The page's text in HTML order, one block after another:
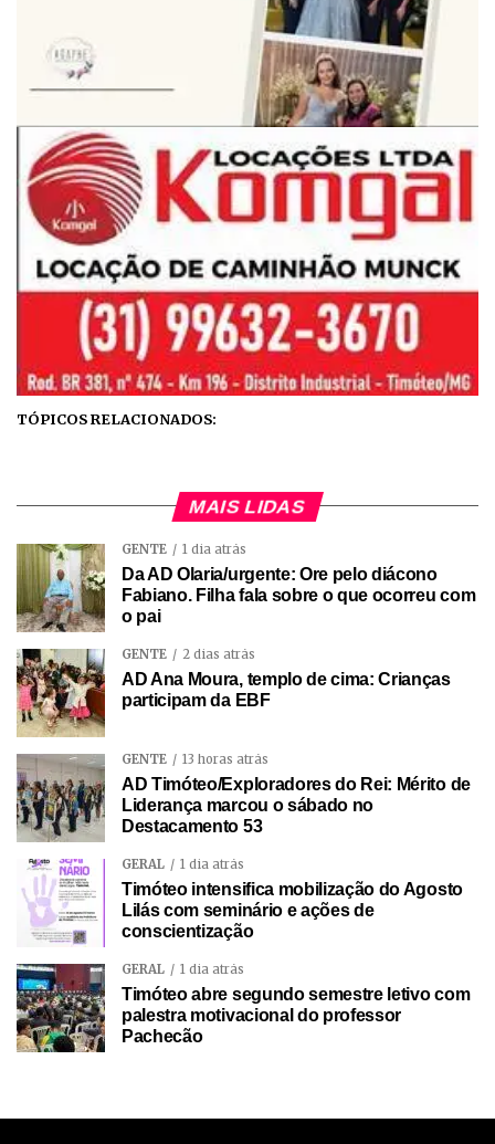
TÓPICOS RELACIONADOS:
MAIS LIDAS
GENTE 1 dia atrás
Da AD Olaria/urgente: Ore pelo diácono
Fabiano. Filha fala sobre o que ocorreu com
o pai
GENTE 2 dias atrás
AD Ana Moura, templo de cima: Crianças
participam da EBF
GENTE 13 horas atrás
AD Timóteo/Exploradores do Rei: Mérito de
Liderança marcou o sábado no
Destacamento 53
GERAL 1 dia atrás
Timóteo intensifica mobilização do Agosto
Lilás com seminário e ações de
conscientização
GERAL 1 dia atrás
Timóteo abre segundo semestre letivo com
palestra motivacional do professor
Pachecão